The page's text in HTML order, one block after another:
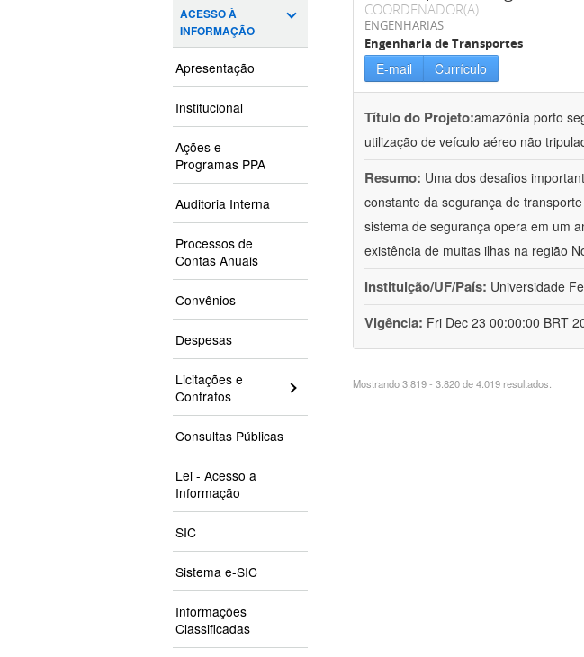
ACESSO À
INFORMAÇÃO
Apresentação
Institucional
Ações e
Programas PPA
Auditoria Interna
Processos de
Contas Anuais
Convênios
Despesas
Licitações e
Contratos
Consultas Públicas
Lei - Acesso a
Informação
SIC
Sistema e-SIC
Informações
Classificadas
COORDENADOR(A)
ENGENHARIAS
Engenharia de Transportes
E-mail Currículo
Título do Projeto:amazônia porto
utilização de veículo aéreo não
Resumo: Uma dos desafios
constante da segurança de
sistema de segurança opera em um
existência de muitas ilhas na região
Instituição/UF/País: Universidade
Vigência: Fri Dec 23 00:00:00 BRT
Mostrando 3.819 - 3.820 de 4.019 resultados.